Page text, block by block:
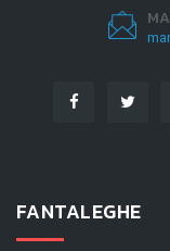
FANTALEGHE